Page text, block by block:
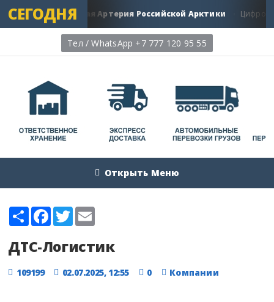
СЕГОДНЯ
путь: Главная Артерия Российской Арктики
Тел / WhatsApp +7 777 120 95 55
Открыть Меню
ShareFacebook
Twitter
ДТС-Логистик
109199 02.07.2025, 12:55 0 Компании